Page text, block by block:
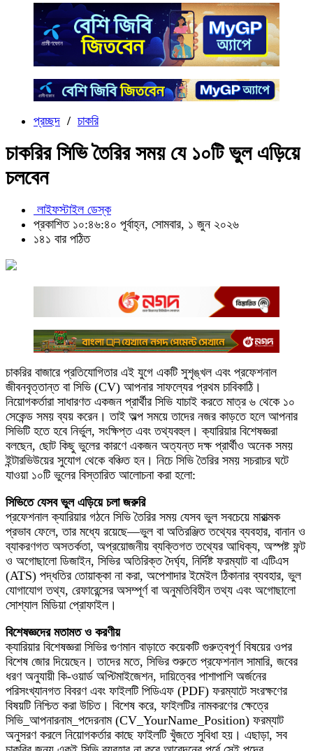
প্রচ্ছদ / চাকরি
চাকরির সিভি তৈরির সময় যে ১০টি ভুল এড়িয়ে
চলবেন
লাইফস্টাইল ডেস্ক
প্রকাশিত ১০:৪৬:৪০ পূর্বাহ্ন, সোমবার, ১ জুন ২০২৬
১৪১ বার পঠিত
চাকরির বাজারে প্রতিযোগিতার এই যুগে একটি সুশৃঙ্খল এবং প্রফেশনাল
জীবনবৃত্তান্ত বা সিভি (CV) আপনার সাফল্যের প্রথম চাবিকাঠি।
নিয়োগকর্তারা সাধারণত একজন প্রার্থীর সিভি যাচাই করতে মাত্র ৬ থেকে ১০
সেকেন্ড সময় ব্যয় করেন। তাই অল্প সময়ে তাদের নজর কাড়তে হলে আপনার
সিভিটি হতে হবে নির্ভুল, সংক্ষিপ্ত এবং তথ্যবহুল। ক্যারিয়ার বিশেষজ্ঞরা
বলছেন, ছোট কিছু ভুলের কারণে একজন অত্যন্ত দক্ষ প্রার্থীও অনেক সময়
ইন্টারভিউয়ের সুযোগ থেকে বঞ্চিত হন। নিচে সিভি তৈরির সময় সচরাচর ঘটে
যাওয়া ১০টি ভুলের বিস্তারিত আলোচনা করা হলো:
সিভিতে যেসব ভুল এড়িয়ে চলা জরুরি
প্রফেশনাল ক্যারিয়ার গঠনে সিভি তৈরির সময় যেসব ভুল সবচেয়ে মারাত্মক
প্রভাব ফেলে, তার মধ্যে রয়েছে—ভুল বা অতিরঞ্জিত তথ্যের ব্যবহার, বানান ও
ব্যাকরণগত অসতর্কতা, অপ্রয়োজনীয় ব্যক্তিগত তথ্যের আধিক্য, অস্পষ্ট ফন্ট
ও অগোছালো ডিজাইন, সিভির অতিরিক্ত দৈর্ঘ্য, নির্দিষ্ট ফরম্যাট বা এটিএস
(ATS) পদ্ধতির তোয়াক্কা না করা, অপেশাদার ইমেইল ঠিকানার ব্যবহার, ভুল
যোগাযোগ তথ্য, রেফারেন্সের অসম্পূর্ণ বা অনুমতিবিহীন তথ্য এবং অগোছালো
সোশ্যাল মিডিয়া প্রোফাইল।
বিশেষজ্ঞদের মতামত ও করণীয়
ক্যারিয়ার বিশেষজ্ঞরা সিভির গুণমান বাড়াতে কয়েকটি গুরুত্বপূর্ণ বিষয়ের ওপর
বিশেষ জোর দিয়েছেন। তাদের মতে, সিভির শুরুতে প্রফেশনাল সামারি, জবের
ধরণ অনুযায়ী কি-ওয়ার্ড অপ্টিমাইজেশন, দায়িত্বের পাশাপাশি অর্জনের
পরিসংখ্যানগত বিবরণ এবং ফাইলটি পিডিএফ (PDF) ফরম্যাটে সংরক্ষণের
বিষয়টি নিশ্চিত করা উচিত। বিশেষ করে, ফাইলটির নামকরণের ক্ষেত্রে
সিভি_আপনারনাম_পদেরনাম (CV_YourName_Position) ফরম্যাট
অনুসরণ করলে নিয়োগকর্তার কাছে ফাইলটি খুঁজতে সুবিধা হয়। এছাড়া, সব